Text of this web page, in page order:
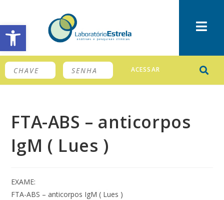
Barra de Ferramentas Aberta
ACESSAR
FTA-ABS – anticorpos
IgM ( Lues )
EXAME:
FTA-ABS – anticorpos IgM ( Lues )